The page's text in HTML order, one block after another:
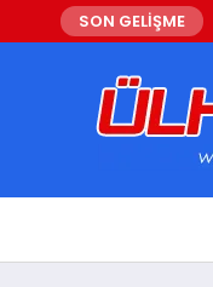
SON GELİŞME